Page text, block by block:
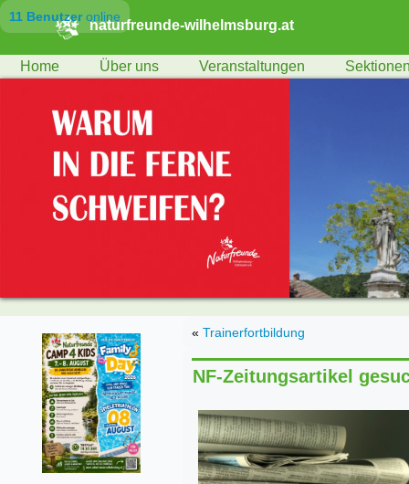
11 Benutzeronline
naturfreunde-wilhelmsburg.at
Home Über uns Veranstaltungen
« Trainerfortbildung
NF-Zeitungsartikel